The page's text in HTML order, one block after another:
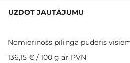
UZDOT JAUTĀJUMU
Nomierinošs pīlinga pūderis
136,15 € / 100 g ar PVN